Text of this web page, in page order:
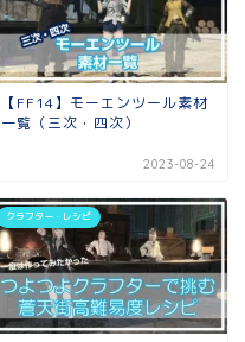
【FF14】モーエンツール素材
一覧（三次・四次）
2023-08-24
クラフター・レシピ